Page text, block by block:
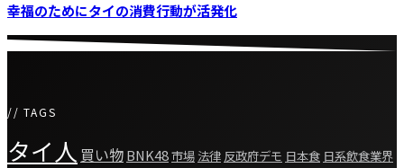
幸福のためにタイの消費行動が活発化
// TAGS
タイ人 買い物BNK48市場 法律 反政府デモ 日本食 日系飲食業界